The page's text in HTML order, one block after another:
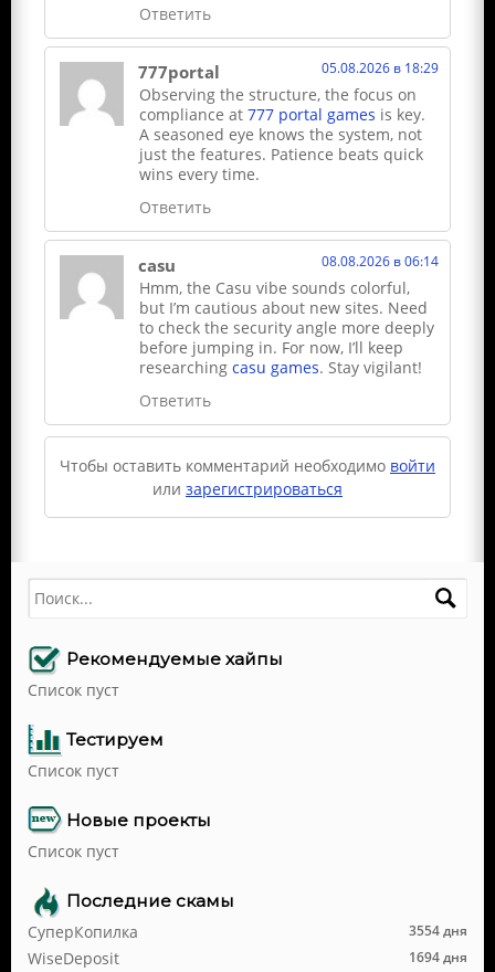
Ответить
777portal 05.08.2026 в 18:29
Observing the structure, the focus on
compliance at 777 portal games is key.
A seasoned eye knows the system, not
just the features. Patience beats quick
wins every time.
Ответить
casu 08.08.2026 в 06:14
Hmm, the Casu vibe sounds colorful,
but I’m cautious about new sites. Need
to check the security angle more deeply
before jumping in. For now, I’ll keep
researching casu games. Stay vigilant!
Ответить
Чтобы оставить комментарий необходимо войти
или зарегистрироваться
Рекомендуемые хайпы
Список пуст
Тестируем
Список пуст
Новые проекты
Список пуст
Последние скамы
3554 дня
СуперКопилка
1694 дня
WiseDeposit